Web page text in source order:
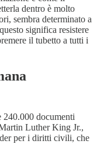
dentro è molto
sembra determinato a
significa resistere
il tubetto a tutti i
documenti
Luther King Jr.,
per i diritti civili, che